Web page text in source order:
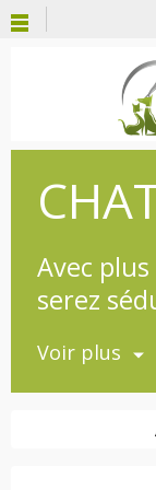
Avec
serez
chat".
matériel
Voir plus